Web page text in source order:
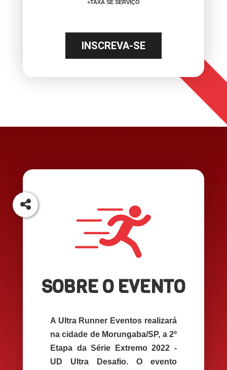
+TAXA SE SERVIÇO
INSCREVA-SE
SOBRE O EVENTO
A Ultra Runner Eventos realizará
na cidade de Morungaba/SP, a 2º
Etapa da Série Extremo 2022 -
UD Ultra Desafio. O evento